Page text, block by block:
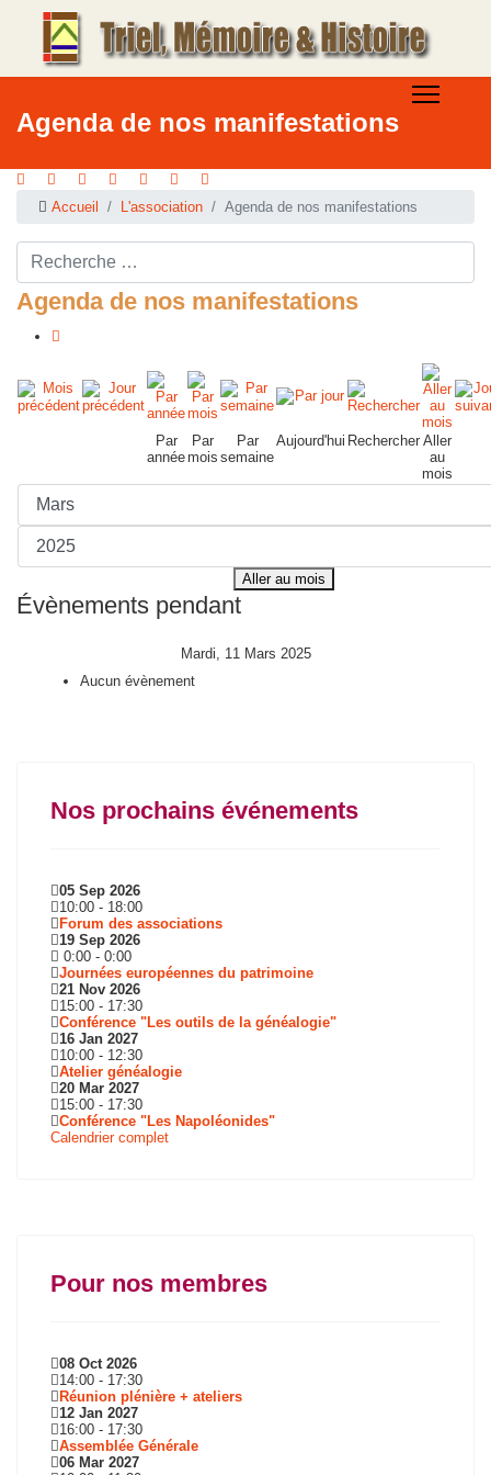
Agenda de nos manifestations
Accueil L'association Agenda de nos manifestations
Rechercher ...
Agenda de nos manifestations
Par
année
Par
mois
Par
semaine
Aujourd'hui Rechercher Aller
au
mois
Aller au mois
Évènements pendant
Mardi, 11 Mars 2025
Aucun évènement
Nos prochains événements
05 Sep 2026
10:00 - 18:00
Forum des associations
19 Sep 2026
0:00 - 0:00
Journées européennes du patrimoine
21 Nov 2026
15:00 - 17:30
Conférence "Les outils de la généalogie"
16 Jan 2027
10:00 - 12:30
Atelier généalogie
20 Mar 2027
15:00 - 17:30
Conférence "Les Napoléonides"
Calendrier complet
Pour nos membres
08 Oct 2026
14:00 - 17:30
Réunion plénière + ateliers
12 Jan 2027
16:00 - 17:30
Assemblée Générale
06 Mar 2027